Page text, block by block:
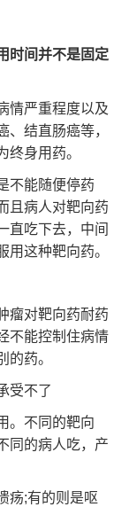
时间并不是固定
严重程度以及
结直肠癌等，
身用药。
能随便停药
且病人对靶向药
直吃下去，中间
这种靶向药。
对靶向药耐药
不能控制住病情
的药。
受不了
不同的靶向
同的病人吃，产
;有的则是呕